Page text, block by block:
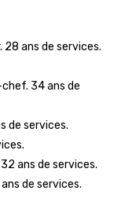
28 ans de services.
34 ans de
de services.
ans de services.
de services.